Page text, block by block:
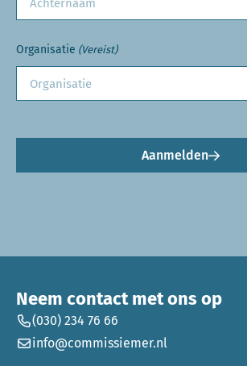
Organisatie (Vereist)
Aanmelden
Neem contact met ons op
(030) 234 76 66
info@commissiemer.nl